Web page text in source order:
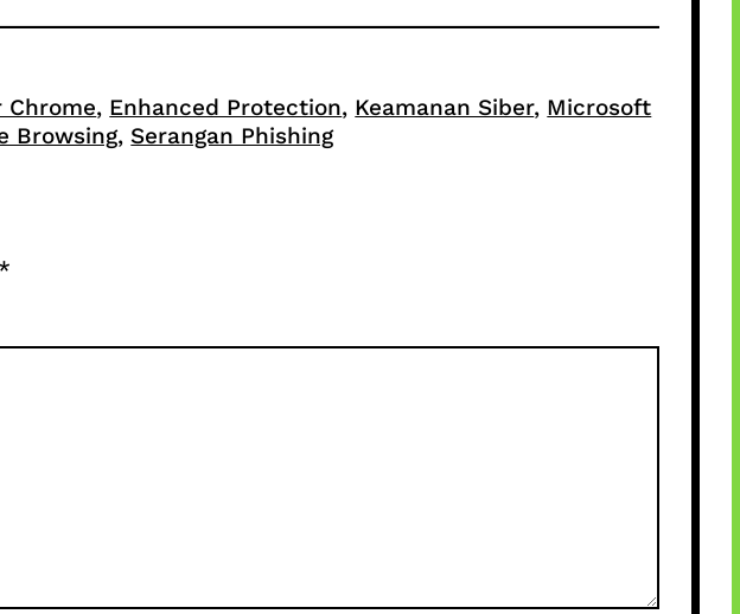
Chrome, Enhanced Protection, Keamanan Siber, Microsoft
Browsing, Serangan Phishing
*